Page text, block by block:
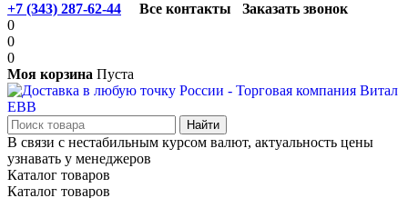
+7 (343) 287-62-44 Все контакты
Заказать звонок
0
0
0
Моя корзина Пуста
В связи с нестабильным курсом валют, актуальность цены
узнавать у менеджеров
Каталог товаров
Каталог товаров